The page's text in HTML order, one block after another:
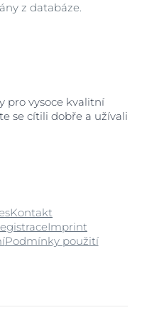
z databáze.
pro vysoce kvalitní
se cítili dobře a užívali
Kontakt
Imprint
Podmínky použití